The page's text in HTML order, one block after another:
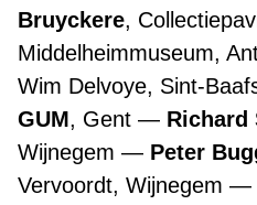
Bruyckere,
Middelheimmuseum,
Wim Delvoye, Sint-
GUM, Gent Richard
Wijnegem
Peter
Vervoordt, Wijnegem